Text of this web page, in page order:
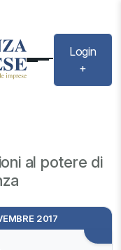
Login
+
al potere di
2017